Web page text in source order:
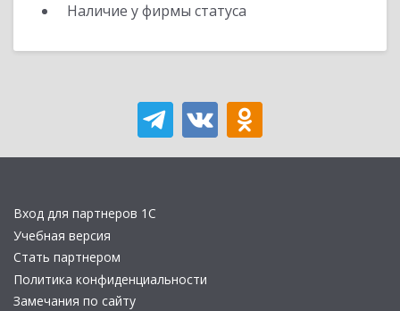
Наличие у фирмы статуса
Вход для партнеров 1С
Учебная версия
Стать партнером
Политика конфиденциальности
Замечания по сайту